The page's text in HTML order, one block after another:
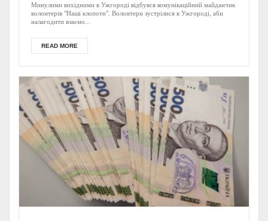
Минулими вихідними в Ужгороді відбувся комунікаційний майданчик
волонтерів "Наші клопоти". Волонтери зустрілися в Ужгороді, аби
налагодити взаємо...
READ MORE